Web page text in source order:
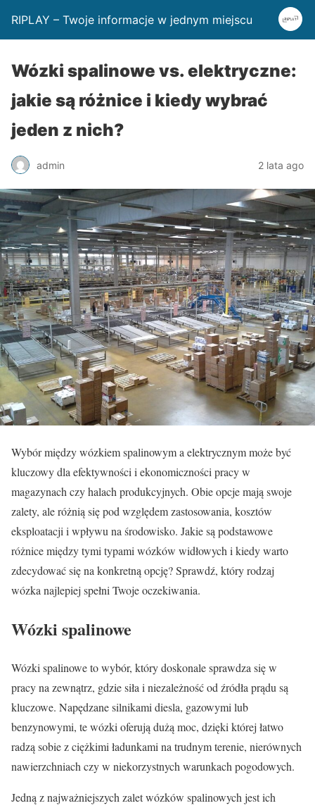
RIPLAY – Twoje informacje w jednym miejscu
Wózki spalinowe vs. elektryczne:
jakie są różnice i kiedy wybrać
jeden z nich?
admin 2 lata ago
Wybór między wózkiem spalinowym a elektrycznym może być
kluczowy dla efektywności i ekonomiczności pracy w
magazynach czy halach produkcyjnych. Obie opcje mają swoje
zalety, ale różnią się pod względem zastosowania, kosztów
eksploatacji i wpływu na środowisko. Jakie są podstawowe
różnice między tymi typami wózków widłowych i kiedy warto
zdecydować się na konkretną opcję? Sprawdź, który rodzaj
wózka najlepiej spełni Twoje oczekiwania.
Wózki spalinowe
Wózki spalinowe to wybór, który doskonale sprawdza się w
pracy na zewnątrz, gdzie siła i niezależność od źródła prądu są
kluczowe. Napędzane silnikami diesla, gazowymi lub
benzynowymi, te wózki oferują dużą moc, dzięki której łatwo
radzą sobie z ciężkimi ładunkami na trudnym terenie, nierównych
nawierzchniach czy w niekorzystnych warunkach pogodowych.
Jedną z najważniejszych zalet wózków spalinowych jest ich